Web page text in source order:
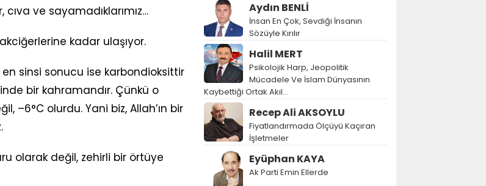
ve sayamadıklarımız…
kadar ulaşıyor.
sinsi sonucu ise karbondioksittir
bir kahramandır. Çünkü o
–6°C olurdu. Yani biz, Allah’ın bir
olarak değil, zehirli bir örtüye
Aydın BENLİ
İnsan En Çok, Sevdiği İnsanın
Sözüyle Kırılır
Halil MERT
Psikolojik Harp, Jeopolitik
Mücadele Ve İslam Dünyasının
Kaybettiği Ortak Akıl…
Recep Ali AKSOYLU
Fiyatlandırmada Ölçüyü Kaçıran
İşletmeler
Eyüphan KAYA
Ak Parti Emin Ellerde